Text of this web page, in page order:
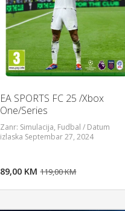
EA SPORTS FC 25 /Xbox
One/Series
Zanr: Simulacija, Fudbal / Datum
izlaska Septembar 27, 2024
89,00 KM 119,00 KM